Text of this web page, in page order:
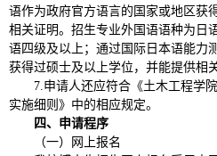
语作为政府官方语言的国家或地区获
相关证明。招生专业外国语语种为日
语四级及以上；通过国际日本语能力
获得过硕士及以上学位，并能提供相
7.申请人还应符合《土木工程学
实施细则》中的相应规定。
四、申请程序
（一）网上报名